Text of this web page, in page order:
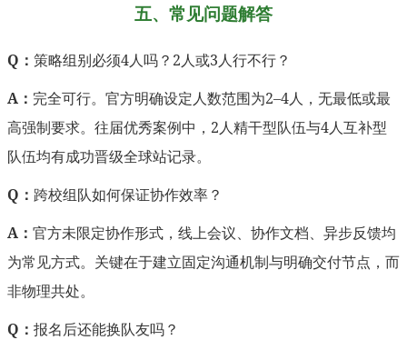
五、常见问题解答
Q： 策略组别必须4人吗？2人或3人行不行？
A： 完全可行。官方明确设定人数范围为2–4人，无最低或最
高强制要求。往届优秀案例中，2人精干型队伍与4人互补型
队伍均有成功晋级全球站记录。
Q： 跨校组队如何保证协作效率？
A： 官方未限定协作形式，线上会议、协作文档、异步反馈均
为常见方式。关键在于建立固定沟通机制与明确交付节点，而
非物理共处。
Q： 报名后还能换队友吗？